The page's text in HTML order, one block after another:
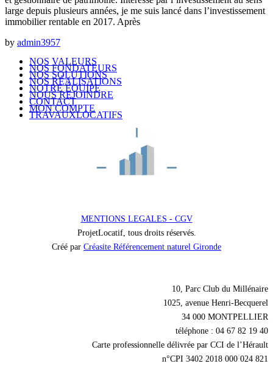
large depuis plusieurs années, je me suis lancé dans l’investissement
immobilier rentable en 2017. Après
by admin3957
NOS VALEURS
NOS FONDATEURS
NOS SOLUTIONS
NOS RÉALISATIONS
NOTRE ÉQUIPE
NOUS REJOINDRE
CONTACT
MON COMPTE
TRAVAUXLOCATIFS
MENTIONS LEGALES - CGV
ProjetLocatif, tous droits réservés.
Créé par Créasite Référencement naturel Gironde
10, Parc Club du Millénaire
1025, avenue Henri-Becquerel
34 000 MONTPELLIER
téléphone : 04 67 82 19 40
Carte professionnelle délivrée par CCI de l’Hérault
n°CPI 3402 2018 000 024 821